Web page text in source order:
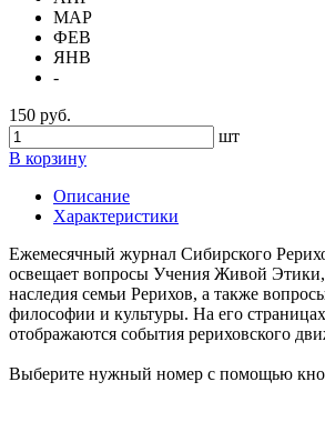
МАР
ФЕВ
ЯНВ
-
150 руб.
шт
В корзину
Описание
Характеристики
Ежемесячный журнал Сибирского
освещает вопросы Учения Живой Этики,
наследия семьи Рерихов, а также
философии и культуры. На его
отображаются события рериховского
Выберите нужный номер с помощью